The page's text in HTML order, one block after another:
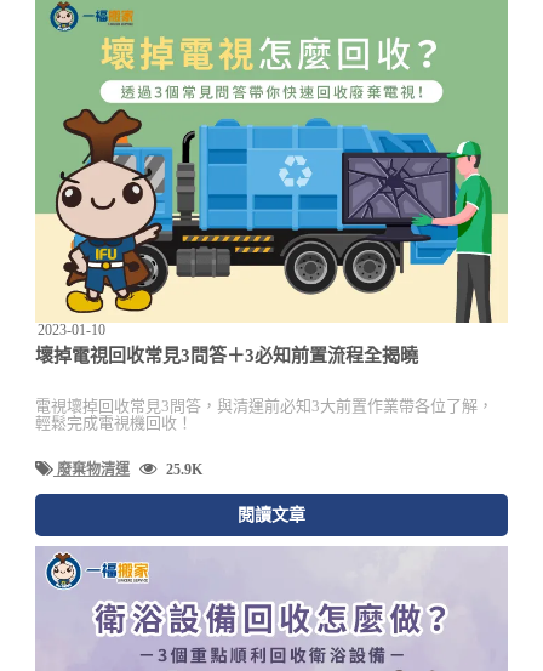
2023-01-10
壞掉電視回收常見3問答＋3必知前置流程全揭曉
電視壞掉回收常見3問答，與清運前必知3大前置作業帶各位了解，
輕鬆完成電視機回收！
廢棄物清運 25.9K
閱讀文章